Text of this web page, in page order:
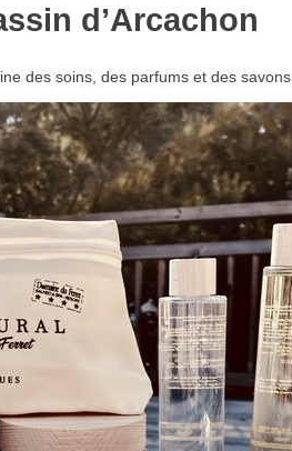
d’Arcachon
des soins, des parfums et des savons.